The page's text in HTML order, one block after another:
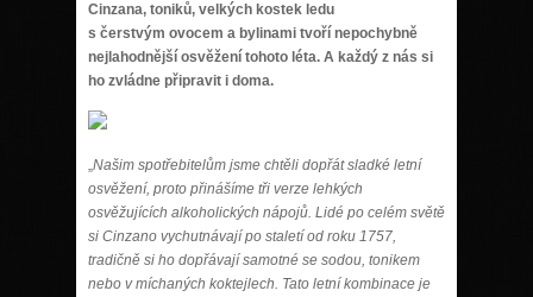
Cinzana, toniků, velkých kostek ledu
s čerstvým ovocem a bylinami tvoří nepochybně
nejlahodnější osvěžení tohoto léta. A každý z nás si
ho zvládne připravit i doma.
„Našim spotřebitelům jsme chtěli dopřát sladké letní
osvěžení, proto přinášíme tři verze lehkých
osvěžujících alkoholických nápojů. Lidé po celém světě
si Cinzano vychutnávají po staletí od roku 1757,
tradičně si ho dopřávají samotné se sodou, tonikem
nebo v míchaných koktejlech. Tato letní kombinace je